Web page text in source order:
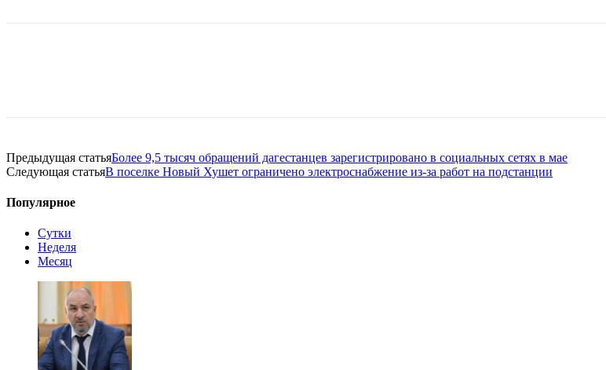
Предыдущая статьяБолее 9,5 тысяч обращений дагестанцев зарегистрировано в социальных сетях в мае
Следующая статьяВ поселке Новый Хушет ограничено электроснабжение из-за работ на подстанции
Популярное
Сутки
Неделя
Месяц